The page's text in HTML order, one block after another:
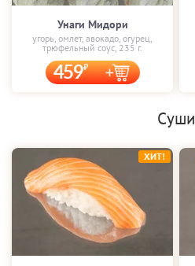
Унаги Мидори
угорь, омлет, авокадо, огурец,
трюфельный соус, 235 г.
459
Суши
ХИТ!